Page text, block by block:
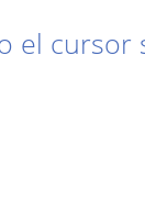
el cursor